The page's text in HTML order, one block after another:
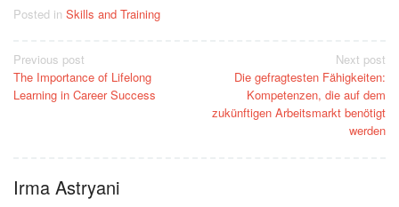
Posted in Skills and Training
Post
navigation
Previous post
The Importance of Lifelong
Learning in Career Success
Next post
Die gefragtesten Fähigkeiten:
Kompetenzen, die auf dem
zukünftigen Arbeitsmarkt benötigt
werden
Irma Astryani